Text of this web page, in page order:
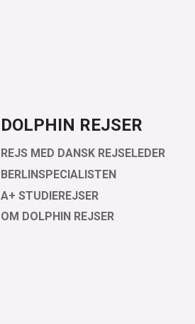
DOLPHIN REJSER
REJS MED DANSK REJSELEDER
BERLINSPECIALISTEN
A+ STUDIEREJSER
OM DOLPHIN REJSER